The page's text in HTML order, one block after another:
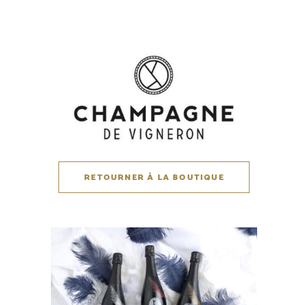
RETOURNER À LA BOUTIQUE